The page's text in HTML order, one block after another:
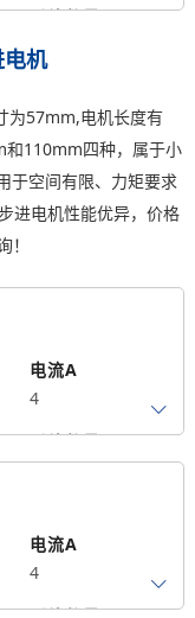
引线数量
4
60
机
为57mm,电机长度有
110mm四种，属于小
于空间有限、力矩要求
进电机性能优异，价格
电流A
4
引线数量
4
56
电流A
4